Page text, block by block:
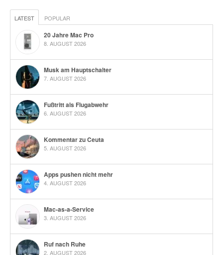
LATEST POPULAR
20 Jahre Mac Pro
8. AUGUST 2026
Musk am Hauptschalter
7. AUGUST 2026
Fußtritt als Flugabwehr
6. AUGUST 2026
Kommentar zu Ceuta
5. AUGUST 2026
Apps pushen nicht mehr
4. AUGUST 2026
Mac-as-a-Service
3. AUGUST 2026
Ruf nach Ruhe
2. AUGUST 2026